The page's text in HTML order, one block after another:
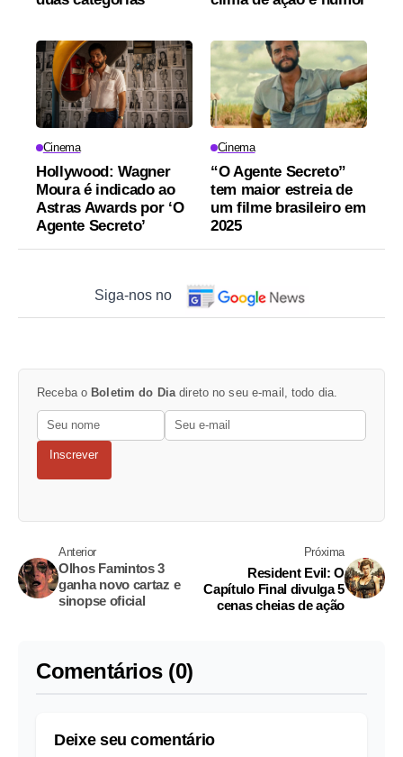
Cinema
Hollywood: Wagner
Moura é indicado ao
Astras Awards por ‘O
Agente Secreto’
Cinema
“O Agente Secreto”
tem maior estreia de
um filme brasileiro em
2025
Siga-nos no
Receba o Boletim do Diadireto no seu e-mail, todo dia.
Inscrever
Anterior
Olhos Famintos 3
ganha novo cartaz e
sinopse oficial
Próxima
Resident Evil: O
Capítulo Final divulga 5
cenas cheias de ação
Comentários (0)
Deixe seu comentário